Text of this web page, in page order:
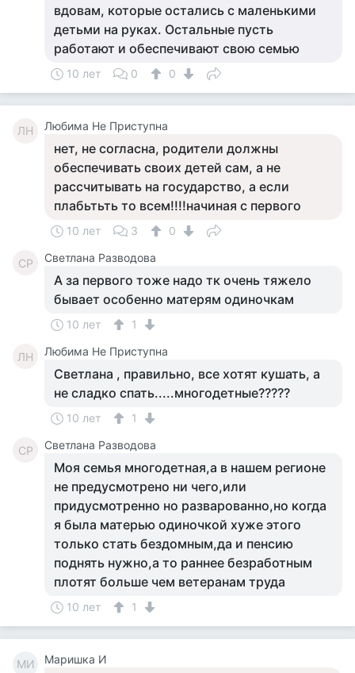
вдовам, которые остались с маленькими
детьми на руках. Остальные пусть
работают и обеспечивают свою семью
10 лет 0 0
ЛН Любима Не Приступна
нет, не согласна, родители должны
обеспечивать своих детей сам, а не
рассчитывать на государство, а если
плабьтьть то всем!!!!начиная с первого
10 лет 3 0
СР Светлана Разводова
А за первого тоже надо тк очень тяжело
бывает особенно матерям одиночкам
10 лет 1
ЛН Любима Не Приступна
Светлана , правильно, все хотят кушать, а
не сладко спать.....многодетные?????
10 лет 1
СР Светлана Разводова
Моя семья многодетная,а в нашем регионе
не предусмотрено ни чего,или
придусмотренно но разварованно,но когда
я была матерью одиночкой хуже этого
только стать бездомным,да и пенсию
поднять нужно,а то раннее безработным
плотят больше чем ветеранам труда
10 лет 1
МИ Маришка И